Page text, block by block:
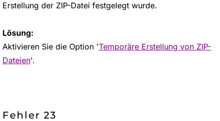
Erstellung der ZIP-Datei festgelegt wurde.
Lösung:
Aktivieren Sie die Option 'Temporäre Erstellung von ZIP-
Dateien'.
Fehler 23